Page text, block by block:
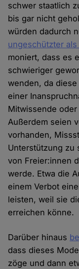
schwer staatlich
bis gar nicht
würden dadurch
ungeschützter
moniert, dass es
schwieriger
wenden, da
einer
Mitwissende
Außerdem seien
vorhanden,
Unterstützung zu
von Freier:innen
werde. Etwa die
einem Verbot
leisten, weil sie
erreichen könne.
Darüber hinaus
dass dieses
zöge und dann